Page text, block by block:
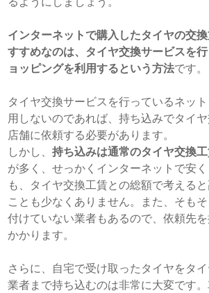
インターネットで購入したタイヤの交
すすめなのは、タイヤ交換サービスを
ョッピングを利用するという方法です。
タイヤ交換サービスを行っているネッ
用しないのであれば、持ち込みでタイ
店舗に依頼する必要があります。
しかし、持ち込みは通常のタイヤ交換
が多く、せっかくインターネットで安
も、タイヤ交換工賃との総額で考える
ことも少なくありません。また、そも
付けていない業者もあるので、依頼先
かかります。
さらに、自宅で受け取ったタイヤをタ
業者まで持ち込むのは非常に大変です